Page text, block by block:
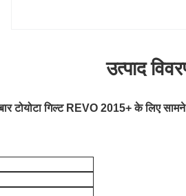
उत्पाद
टोयोटा गिल्ट REVO 2015+ के लिए